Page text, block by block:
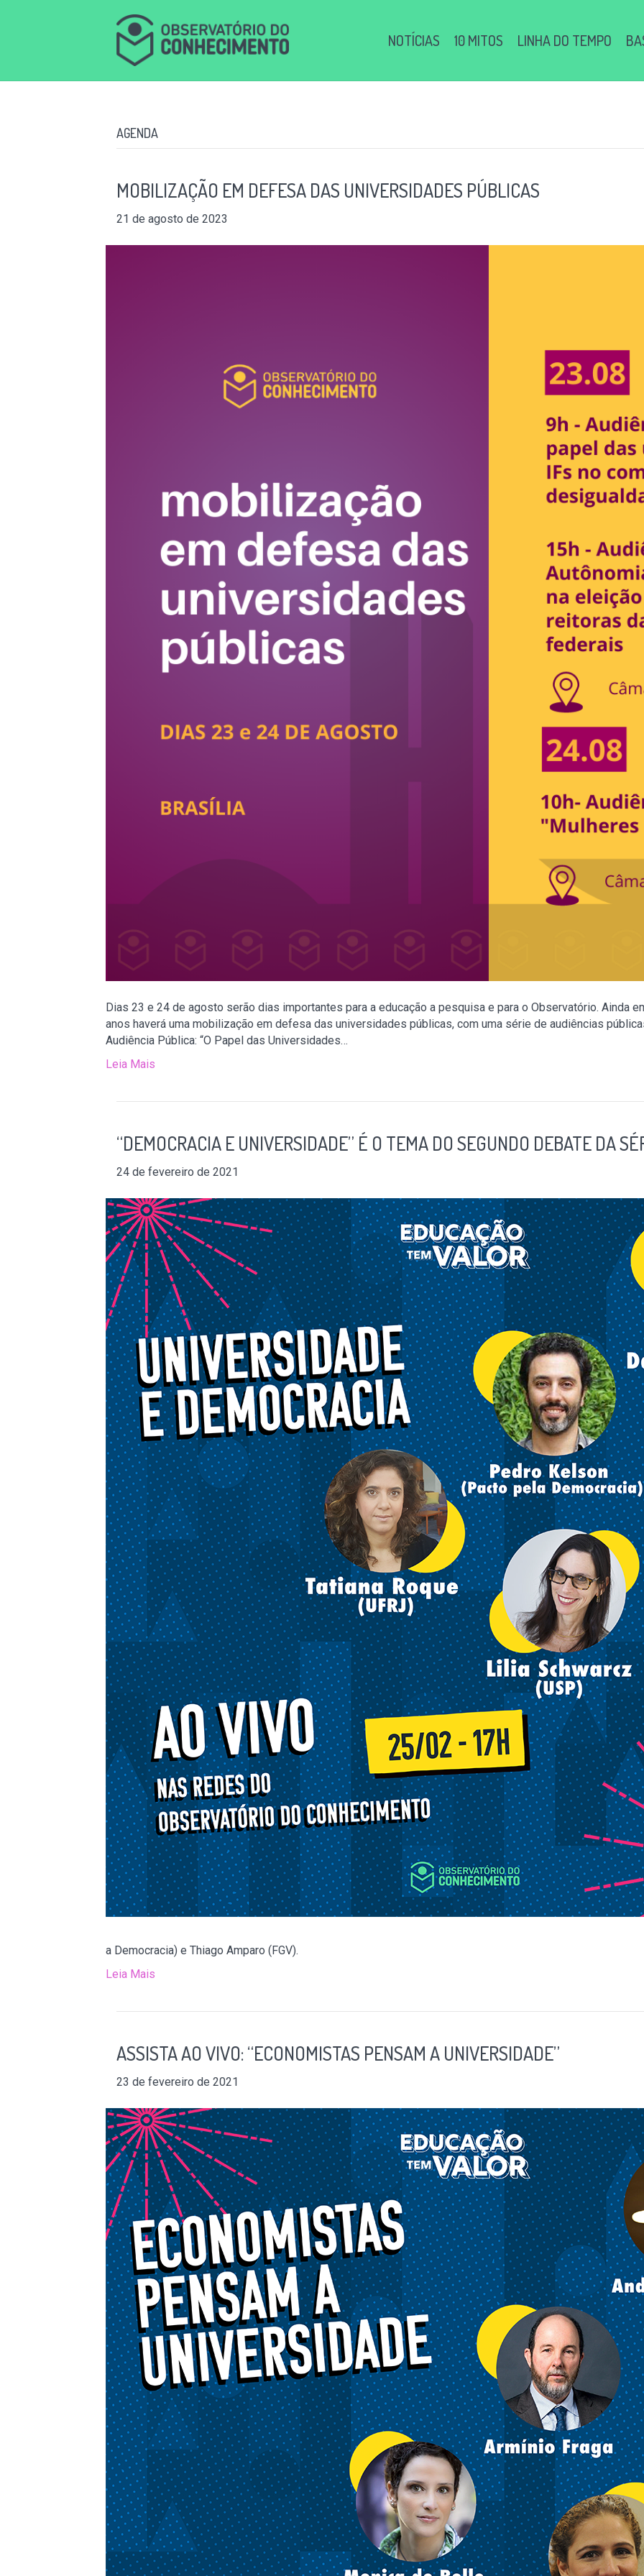
NOTÍCIAS 10 MITOS LINHA DO TEMPO
AGENDA
MOBILIZAÇÃO EM DEFESA DAS UNIVERSIDADES PÚBLICAS
21 de agosto de 2023
Dias 23 e 24 de agosto serão dias importantes para a educação a pesquisa e para o Observatório. Ainda
anos haverá uma mobilização em defesa das universidades públicas, com uma série de audiências
Audiência Pública: “O Papel das Universidades…
Leia Mais
“DEMOCRACIA E UNIVERSIDADE” É O TEMA DO SEGUNDO DEBATE DA
24 de fevereiro de 2021
a Democracia) e Thiago Amparo (FGV).
Leia Mais
ASSISTA AO VIVO: “ECONOMISTAS PENSAM A UNIVERSIDADE”
23 de fevereiro de 2021